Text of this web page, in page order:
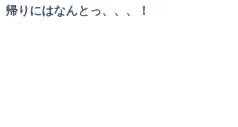
帰りにはなんとっ、、、！